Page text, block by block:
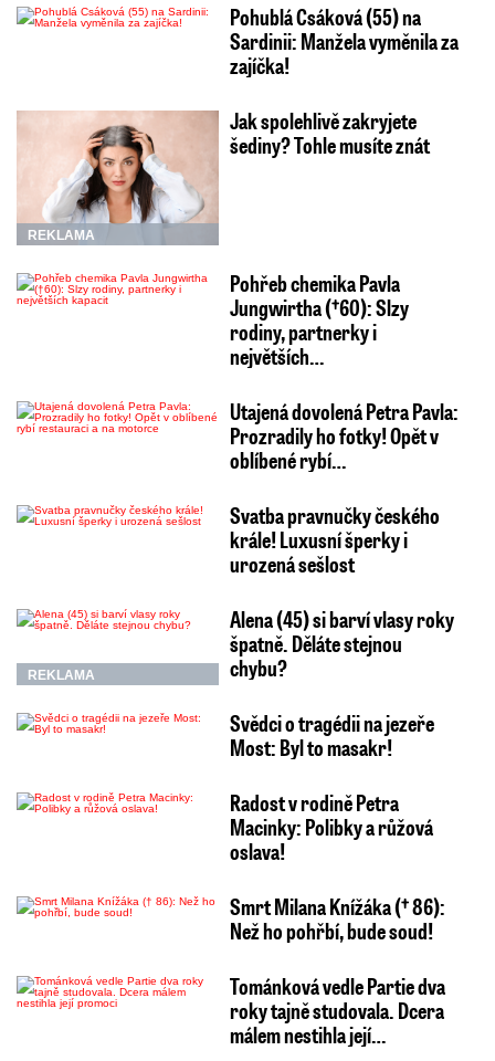
Pohublá Csáková (55) na
Sardinii: Manžela vyměnila za
zajíčka!
REKLAMA
Jak spolehlivě zakryjete
šediny? Tohle musíte znát
Pohřeb chemika Pavla
Jungwirtha (†60): Slzy
rodiny, partnerky i
největších…
Utajená dovolená Petra Pavla:
Prozradily ho fotky! Opět v
oblíbené rybí…
Svatba pravnučky českého
krále! Luxusní šperky i
urozená sešlost
REKLAMA
Alena (45) si barví vlasy roky
špatně. Děláte stejnou
chybu?
Svědci o tragédii na jezeře
Most: Byl to masakr!
Radost v rodině Petra
Macinky: Polibky a růžová
oslava!
Smrt Milana Knížáka († 86):
Než ho pohřbí, bude soud!
Tománková vedle Partie dva
roky tajně studovala. Dcera
málem nestihla její…